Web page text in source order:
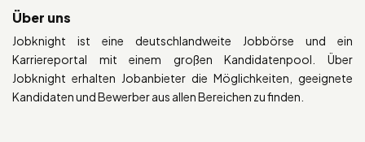
Über uns
Jobknight ist eine deutschlandweite Jobbörse und ein
Karriereportal mit einem großen Kandidatenpool. Über
Jobknight erhalten Jobanbieter die Möglichkeiten, geeignete
Kandidaten und Bewerber aus allen Bereichen zu finden.